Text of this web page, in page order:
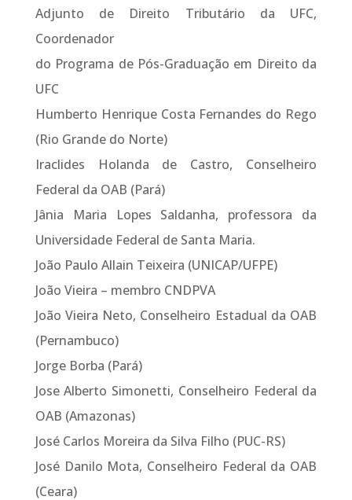
Adjunto de Direito Tributário da UFC,
Coordenador
do Programa de Pós-Graduação em Direito da
UFC
Humberto Henrique Costa Fernandes do Rego
(Rio Grande do Norte)
Iraclides Holanda de Castro, Conselheiro
Federal da OAB (Pará)
Jânia Maria Lopes Saldanha, professora da
Universidade Federal de Santa Maria.
João Paulo Allain Teixeira (UNICAP/UFPE)
João Vieira – membro CNDPVA
João Vieira Neto, Conselheiro Estadual da OAB
(Pernambuco)
Jorge Borba (Pará)
Jose Alberto Simonetti, Conselheiro Federal da
OAB (Amazonas)
José Carlos Moreira da Silva Filho (PUC-RS)
José Danilo Mota, Conselheiro Federal da OAB
(Ceara)